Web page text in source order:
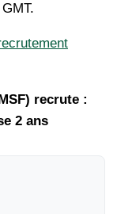
recrute :
2 ans